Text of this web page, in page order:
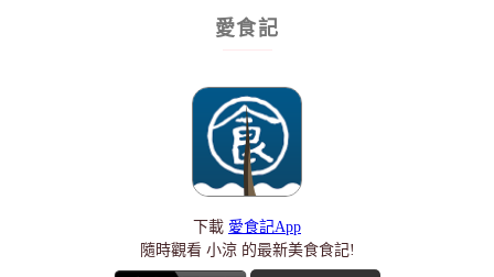
愛食記
下載 愛食記App
隨時觀看 小涼 的最新美食食記!